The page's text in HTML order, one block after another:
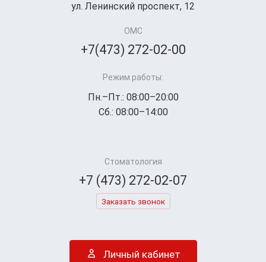
ул. Ленинский проспект, 12
ОМС
+7(473) 272-02-00
Режим работы:
Пн.–Пт.: 08:00–20:00
Сб.: 08:00–14:00
Стоматология
+7 (473) 272-02-07
Заказать звонок
Личный кабинет